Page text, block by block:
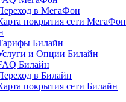
в МегаФон
покрытия сети МегаФон
Билайн
и Опции Билайн
Билайн
в Билайн
покрытия сети Билайн